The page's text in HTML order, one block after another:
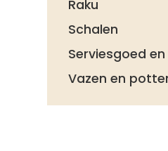
Raku
Schalen
Serviesgoed
Vazen en